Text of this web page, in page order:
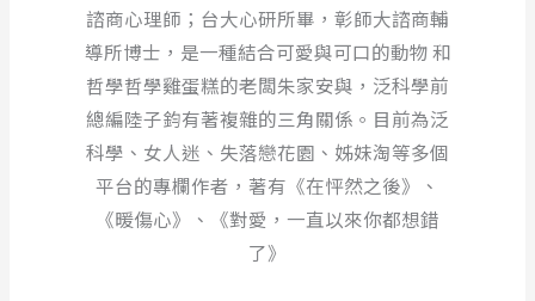
諮商心理師；台大心研所畢，彰師大諮商輔
導所博士，是一種結合可愛與可口的動物 和
哲學哲學雞蛋糕的老闆朱家安與，泛科學前
總編陸子鈞有著複雜的三角關係。目前為泛
科學、女人迷、失落戀花園、姊妹淘等多個
平台的專欄作者，著有《在怦然之後》、
《暖傷心》、《對愛，一直以來你都想錯
了》